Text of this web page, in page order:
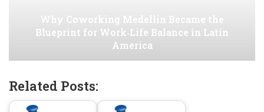
Why Coworking Medellin Became the
Blueprint for Work‑Life Balance in Latin
America
Related Posts: